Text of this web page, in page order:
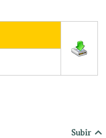
Subir